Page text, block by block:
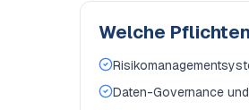
Welche
Daten-Governance